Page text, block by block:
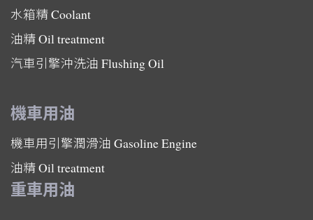
水箱精Coolant
油精Oil treatment
汽車引擎沖洗油 Flushing Oil
機車用油
機車用引擎潤滑油 Gasoline Engine
油精Oil treatment
重車用油